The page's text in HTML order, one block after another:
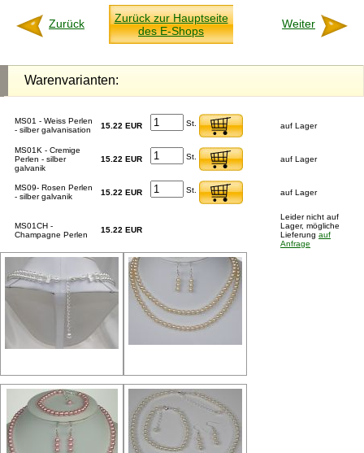
Zurück
Zurück zur Hauptseite
des E-Shops
Weiter
Warenvarianten:
MS01 - Weiss Perlen
- silber galvanisation
15.22 EUR St. auf Lager
MS01K - Cremige
Perlen - silber
galvanik
15.22 EUR St. auf Lager
MS09- Rosen Perlen
- silber galvanik
15.22 EUR St. auf Lager
MS01CH -
Champagne Perlen
15.22 EUR
Leider nicht auf
Lager, mögliche
Lieferung auf
Anfrage